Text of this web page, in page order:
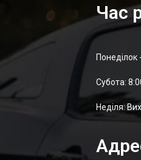
(1 3/8”), Діаметр Посадки –
Час
Понеділок
Суботa:
Неділя: